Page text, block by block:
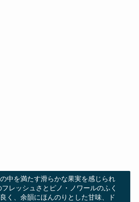
中を満たす滑らかな果実を感じられ
レッシュさとピノ・ノワールのふく
く、余韻にほんのりとした甘味、ド